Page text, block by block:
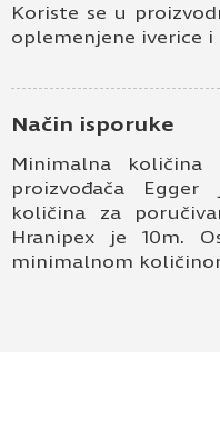
Koriste se u
oplemenjene iverice
Način isporuke
Minimalna količina
proizvođača
količina za
Hranipex je 10m.
minimalnom